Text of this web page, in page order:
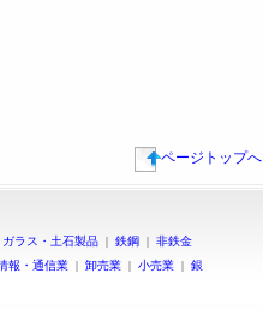
ページトップへ
ガラス・土石製品 | 鉄鋼 | 非鉄金
報・通信業 | 卸売業 | 小売業 | 銀